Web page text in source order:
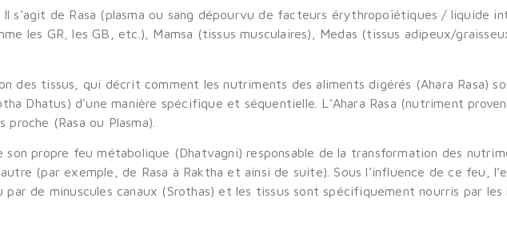
s’agit de Rasa (plasma ou sang dépourvu de facteurs érythropoïétiques / liquide
les GR, les GB, etc.), Mamsa (tissus musculaires), Medas (tissus adipeux/
des tissus, qui décrit comment les nutriments des aliments digérés (Ahara Rasa)
Dhatus) d’une manière spécifique et séquentielle. L’Ahara Rasa (nutriment
(Rasa ou Plasma).
son propre feu métabolique (Dhatvagni) responsable de la transformation des
(par exemple, de Rasa à Raktha et ainsi de suite). Sous l’influence de ce feu,
de minuscules canaux (Srothas) et les tissus sont spécifiquement nourris par